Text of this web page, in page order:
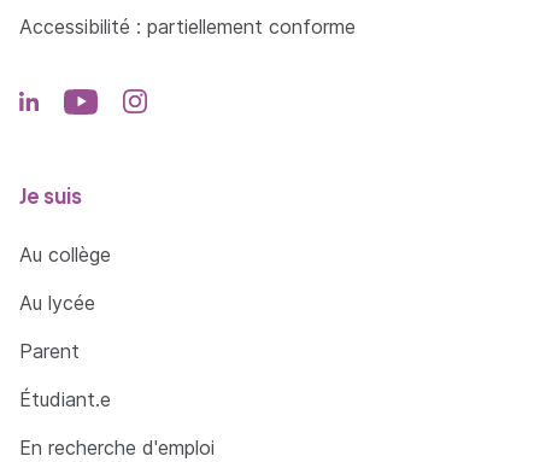
Accessibilité : partiellement conforme
Je suis
Au collège
Au lycée
Parent
Étudiant.e
En recherche d'emploi